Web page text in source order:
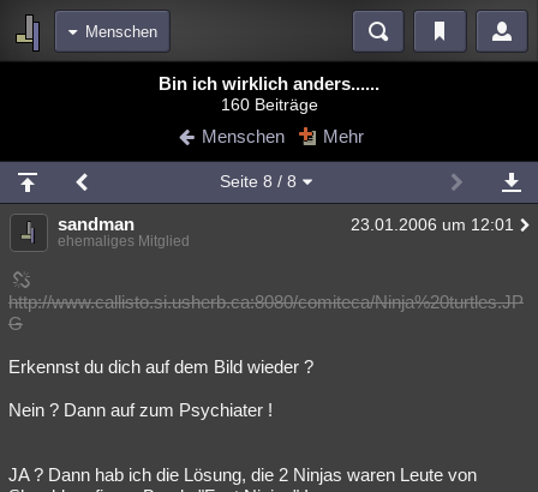
Menschen
Blogs Videos
Chat Wiki Neuigkeiten
meine Rubriken
Menschen Wissenschaft Mystery Kriminalfälle
Spiritualität
weitere Rubriken
Bin ich wirklich anders......
160 Beiträge
Menschen Mehr
Seite 8 / 8
sandman 23.01.2006 um 12:01
ehemaliges Mitglied
http://www.callisto.si.usherb.ca:8080/comiteca/Ninja%20turtles.JP
G
Erkennst du dich auf dem Bild wieder ?
Nein ? Dann auf zum Psychiater !
JA ? Dann hab ich die Lösung, die 2 Ninjas waren Leute von